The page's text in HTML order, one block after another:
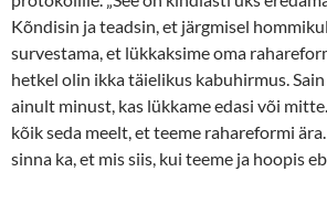
Kõndisin ja teadsin, et järgmisel
survestama, et lükkaksime oma
hetkel olin ikka täielikus kabuhirmus.
ainult minust, kas lükkame edasi või
kõik seda meelt, et teeme rahareformi
sinna ka, et mis siis, kui teeme ja hoopis